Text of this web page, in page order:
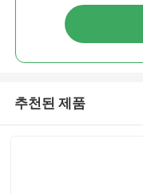
추천된 제품